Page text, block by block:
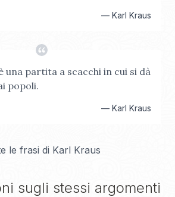
— Karl Kraus
una partita a scacchi in cui si dà
popoli.
— Karl Kraus
le frasi di Karl Kraus
sugli stessi argomenti